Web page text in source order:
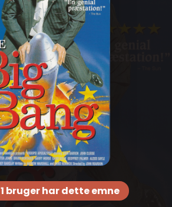
1 bruger har dette emne